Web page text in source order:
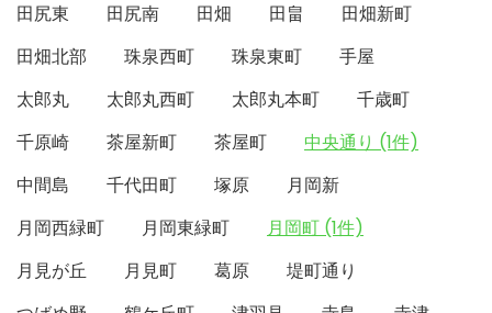
田尻東
田尻南 田畑 田畠
田畑新町
田畑北部
珠泉西町 珠泉東町
手屋
太郎丸
太郎丸西町 太郎丸本町
千歳町
千原崎
茶屋新町 茶屋町
中央通り (1件)
中間島
千代田町 塚原
月岡新
月岡西緑町
月岡東緑町
月岡町 (1件)
月見が丘
月見町 葛原
堤町通り